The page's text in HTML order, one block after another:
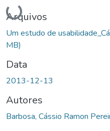
Carregando...
Arquivos
Um estudo de
MB)
Data
2013-12-13
Autores
Barbosa, Cássio Ramon